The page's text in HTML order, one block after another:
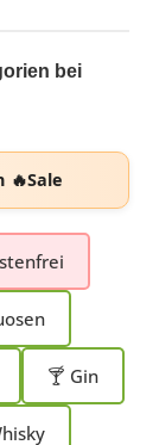
bei
🔥Sale
🍸 Gin